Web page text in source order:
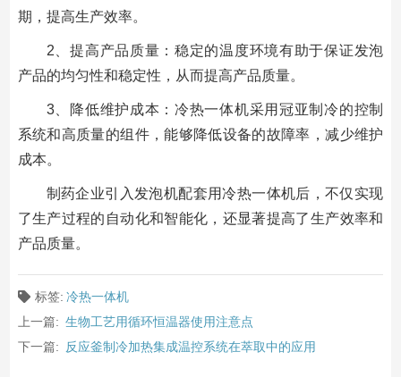
期，提高生产效率。
2、提高产品质量：稳定的温度环境有助于保证发泡
产品的均匀性和稳定性，从而提高产品质量。
3、降低维护成本：冷热一体机采用冠亚制冷的控制
系统和高质量的组件，能够降低设备的故障率，减少维护
成本。
制药企业引入发泡机配套用冷热一体机后，不仅实现
了生产过程的自动化和智能化，还显著提高了生产效率和
产品质量。
标签: 冷热一体机
上一篇: 生物工艺用循环恒温器使用注意点
下一篇:
反应釜制冷加热集成温控系统在萃取中的应用